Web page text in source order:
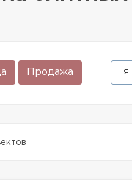
Продажа